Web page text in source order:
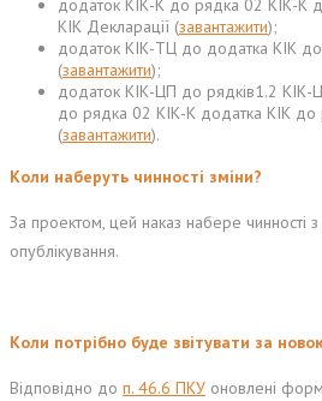
додаток КІК-К до рядка 02 КІК-К
КІК Декларації (завантажити);
додаток КІК-ТЦ до додатка КІК
(завантажити);
додаток КІК-ЦП до рядків1.2
до рядка 02 КІК-К додатка КІК до
(завантажити).
Коли наберуть чинності зміни?
За проектом, цей наказ набере чинності
опублікування.
Коли потрібно буде звітувати за
Відповідно до п. 46.6 ПКУ оновлені